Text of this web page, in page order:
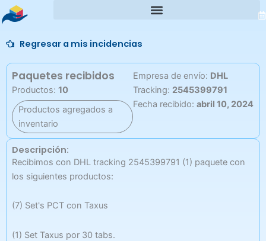
al
Regresar a mis incidencias
Paquetes recibidos
Productos: 10
Productos agregados a
inventario
Empresa de envío: DHL
Tracking: 2545399791
Fecha recibido: abril 10, 2024
Descripción:
Recibimos con DHL tracking 2545399791 (1) paquete con
los siguientes productos:
(7) Set's PCT con Taxus
(1) Set Taxus por 30 tabs.